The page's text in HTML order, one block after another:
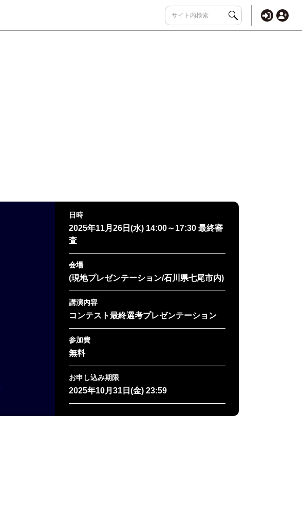
日時
2025年11月26日(水) 14:00～17:30 最終審
査
会場
(現地プレゼンテーション/石川県七尾市内)
講演内容
コンテスト最終選考プレゼンテーション
参加費
無料
お申し込み期限
2025年10月31日(金) 23:59